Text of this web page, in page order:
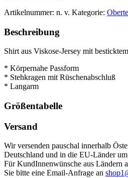
Artikelnummer: n. v. Kategorie:
Beschreibung
Shirt aus Viskose-Jersey mit
* Körpernahe Passform
* Stehkragen mit Rüschenabschluß
* Langarm
Größentabelle
Versand
Wir versenden pauschal innerhalb
Deutschland und in die EU-Länder
Für KundInnenwünsche aus Ländern
Sie bitte eine Email-Anfrage an